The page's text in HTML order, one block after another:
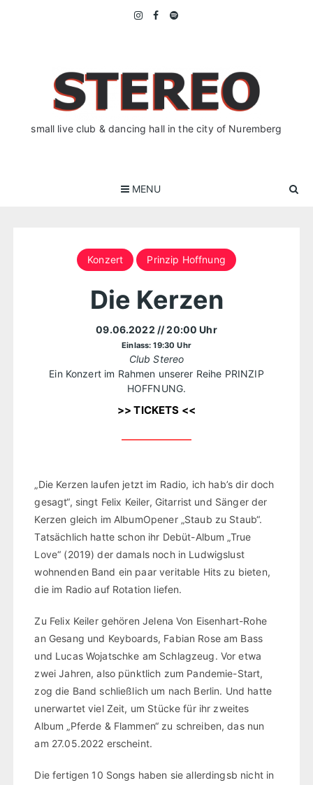
small live club & dancing hall in the city of Nuremberg
MENU
Konzert Prinzip Hoffnung
Die Kerzen
09.06.2022 // 20:00 Uhr
Einlass: 19:30 Uhr
Club Stereo
Ein Konzert im Rahmen unserer Reihe PRINZIP
HOFFNUNG.
>> TICKETS <<
„Die Kerzen laufen jetzt im Radio, ich hab’s dir doch
gesagt“, singt Felix Keiler, Gitarrist und Sänger der
Kerzen gleich im AlbumOpener „Staub zu Staub“.
Tatsächlich hatte schon ihr Debüt-Album „True
Love“ (2019) der damals noch in Ludwigslust
wohnenden Band ein paar veritable Hits zu bieten,
die im Radio auf Rotation liefen.
Zu Felix Keiler gehören Jelena Von Eisenhart-Rohe
an Gesang und Keyboards, Fabian Rose am Bass
und Lucas Wojatschke am Schlagzeug. Vor etwa
zwei Jahren, also pünktlich zum Pandemie-Start,
zog die Band schließlich um nach Berlin. Und hatte
unerwartet viel Zeit, um Stücke für ihr zweites
Album „Pferde & Flammen“ zu schreiben, das nun
am 27.05.2022 erscheint.
Die fertigen 10 Songs haben sie allerdingsb nicht in